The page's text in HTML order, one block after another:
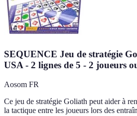
SEQUENCE Jeu de stratégie
USA - 2 lignes de 5 - 2 joueurs
Aosom FR
Ce jeu de stratégie Goliath peut aider à
la tactique entre les joueurs lors des